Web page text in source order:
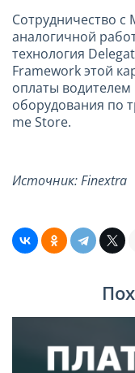
Сотрудничество
аналогичной
технология
Framework этой
оплаты
оборудования по
me Store.
Источник:Finextra